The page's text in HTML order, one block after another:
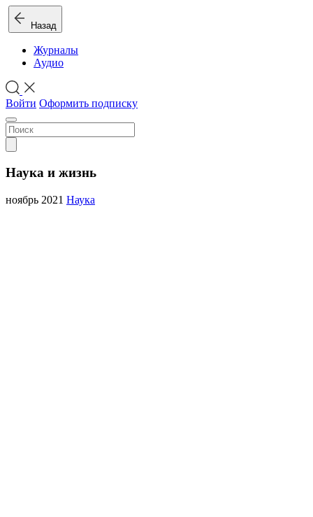
Назад
Журналы
Аудио
Войти Оформить подписку
Наука и жизнь
ноябрь 2021 Наука